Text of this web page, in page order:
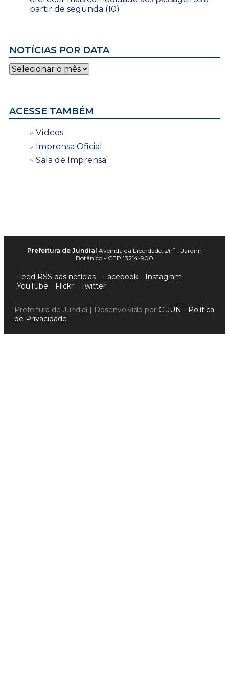
partir de segunda (10)
NOTÍCIAS POR DATA
Notícias
por
ACESSE TAMBÉM
Vídeos
Imprensa Oficial
Sala de Imprensa
Prefeitura de Jundiaí Avenida da Liberdade, s/nº - Jardim
Botânico - CEP 13214-900
Feed RSS das notícias Facebook
Instagram
YouTube
Flickr Twitter
Prefeitura de Jundiaí | Desenvolvido por CIJUN
Política
de Privacidade